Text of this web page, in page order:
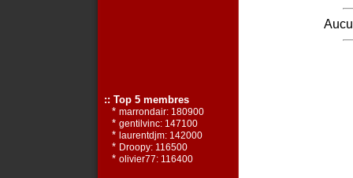
:: Top 5 membres
* marrondair: 180900
* gentilvinc: 147100
* laurentdjm: 142000
* Droopy: 116500
* olivier77: 116400